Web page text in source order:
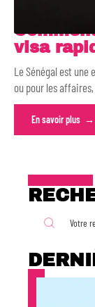
visa
Le Sénégal est
ou pour les
En savoir plus